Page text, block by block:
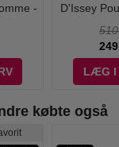
-
D'Issey
LÆG I
købte også